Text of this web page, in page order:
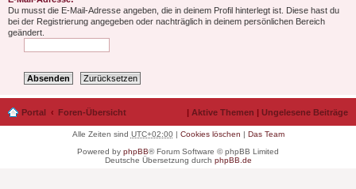
Du musst die E-Mail-Adresse angeben, die in deinem Profil hinterlegt ist. Diese hast du
bei der Registrierung angegeben oder nachträglich in deinem persönlichen Bereich
geändert.
Portal Foren-Übersicht | Aktive Themen | Ungelesene Beiträge
Alle Zeiten sind UTC+02:00| Cookies löschen | Das Team
Powered by phpBB® Forum Software © phpBB Limited
Deutsche Übersetzung durch phpBB.de